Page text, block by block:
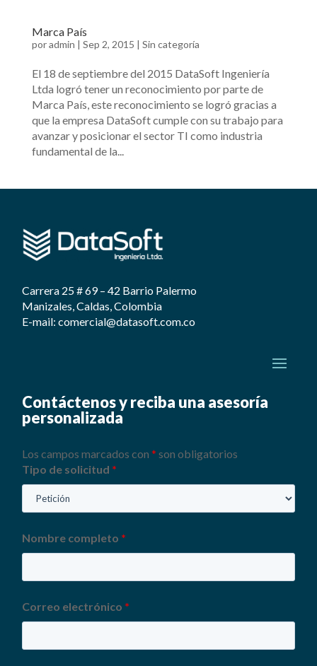
Marca País
poradmin | Sep 2, 2015 | Sin categoría
El 18 de septiembre del 2015 DataSoft Ingeniería
Ltda logró tener un reconocimiento por parte de
Marca País, este reconocimiento se logró gracias a
que la empresa DataSoft cumple con su trabajo para
avanzar y posicionar el sector TI como industria
fundamental de la...
Carrera 25 # 69 – 42 Barrio Palermo
Manizales, Caldas, Colombia
E-mail: comercial@datasoft.com.co
Contáctenos y reciba una asesoría
personalizada
Los campos marcados con* son obligatorios
Tipo de solicitud *
Nombre completo *
Correo electrónico *